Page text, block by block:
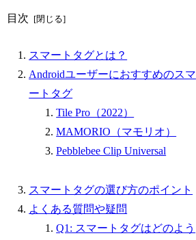
目次
スマートタグとは？
Androidユーザーにおすすめのスマ
ートタグ
Tile Pro（2022）
MAMORIO（マモリオ）
Pebblebee Clip Universal
スマートタグの選び方のポイント
よくある質問や疑問
Q1: スマートタグはどのよう